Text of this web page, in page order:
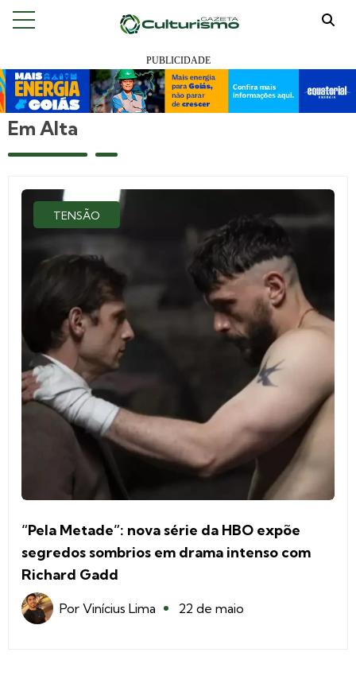
Em Alta
TENSÃO
“Pela Metade”: nova série da HBO expõe
segredos sombrios em drama intenso com
Richard Gadd
Por Vinícius Lima 22 de maio